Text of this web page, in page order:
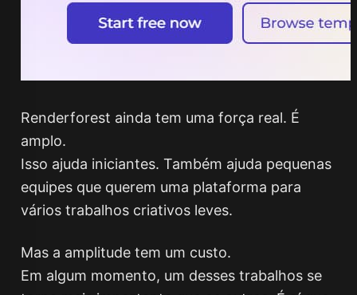
Renderforest ainda tem uma força real. É
amplo.
Isso ajuda iniciantes. Também ajuda pequenas
equipes que querem uma plataforma para
vários trabalhos criativos leves.
Mas a amplitude tem um custo.
Em algum momento, um desses trabalhos se